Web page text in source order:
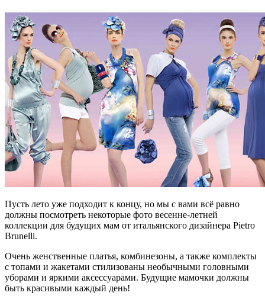
Пусть лето уже подходит к концу, но мы с вами всё равно
должны посмотреть некоторые фото весенне-летней
коллекции для будущих мам от итальянского дизайнера Pietro
Brunelli.
Очень женственные платья, комбинезоны, а также комплекты
с топами и жакетами стилизованы необычными головными
уборами и яркими аксессуарами. Будущие мамочки должны
быть красивыми каждый день!